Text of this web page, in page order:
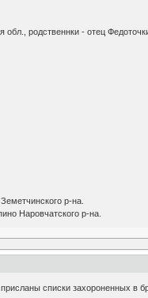
родственнки - отец
р-на.
Наровчатского р-на.
списки захороненных в